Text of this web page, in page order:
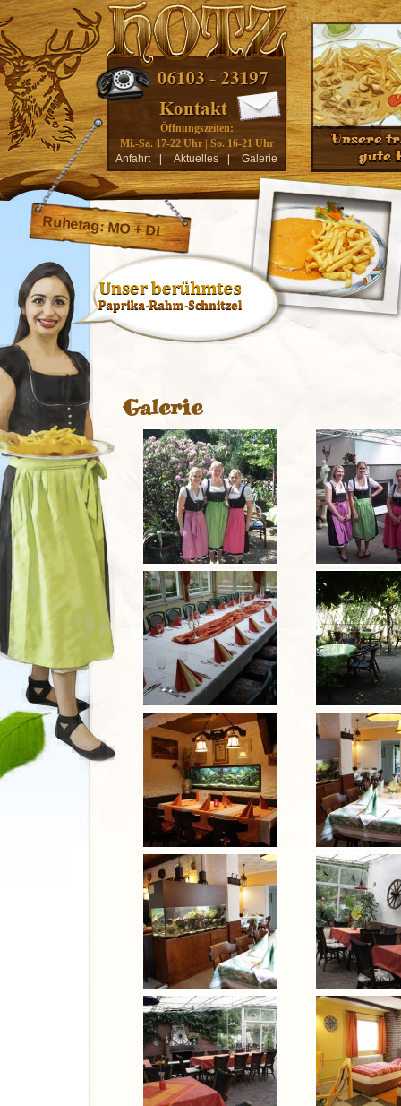
Öffnungszeiten:
Mi.-Sa. 17-22 Uhr | So. 16-21 Uhr
Anfahrt
| Aktuelles | Galerie
Ruhetag: MO + DI
Galerie